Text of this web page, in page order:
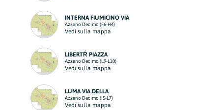
INTERNA FIUMICINO VIA
Azzano Decimo (F6-H4)
Vedi sulla mappa
LIBERTŔ PIAZZA
Azzano Decimo (L9-L10)
Vedi sulla mappa
LUMA VIA DELLA
Azzano Decimo (I5-L7)
Vedi sulla mappa